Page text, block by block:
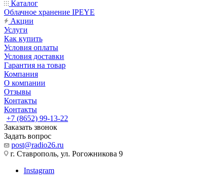
Каталог
Облачное хранение IPEYE
Акции
Услуги
Как купить
Условия оплаты
Условия доставки
Гарантия на товар
Компания
О компании
Отзывы
Контакты
Контакты
+7 (8652) 99-13-22
Заказать звонок
Задать вопрос
post@radio26.ru
г. Ставрополь, ул. Рогожникова 9
Instagram